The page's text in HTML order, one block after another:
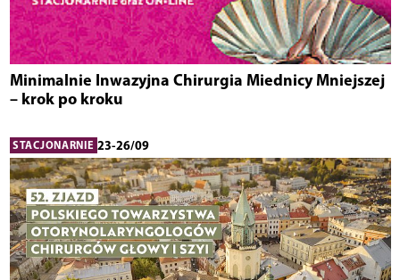
Minimalnie Inwazyjna Chirurgia Miednicy Mniejszej
– krok po kroku
STACJONARNIE 23-26/09